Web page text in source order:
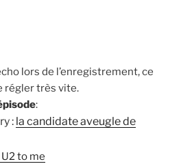
lors de l’enregistrement, ce
régler très vite.
:
: la candidate aveugle de
U2 to me